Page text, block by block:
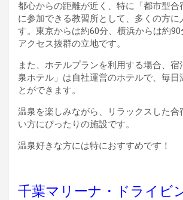
都心からの距離が近く、特に「都市型合
に参加できる教習所として、多くの方に
す。東京からは約60分、横浜からは約
アクセス抜群の立地です。
また、ホテルプランを利用する場合、宿
泉ホテル」は自社運営のホテルで、毎日
とができます。
温泉を楽しみながら、リラックスした合
い方にぴったりの施設です。
温泉好きな方には特におすすめです！
千葉マリーナ・ドライビ